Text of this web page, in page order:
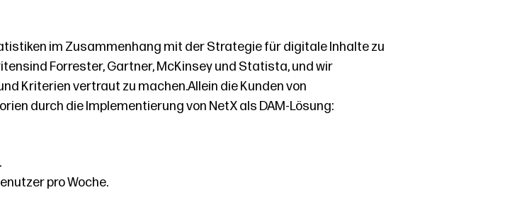
im Zusammenhang mit der Strategie für digitale Inhalte zu
sind Forrester,Gartner, McKinsey und Statista, und wir
Kriterien vertraut zu machen.Allein die Kunden von
durch die Implementierung von NetX als DAM-Lösung:
pro Woche.